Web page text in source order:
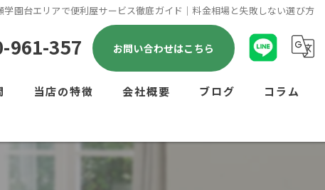
学園台エリアで便利屋サービス徹底ガイド｜料金相場と失敗しない選び方
961-357 お問い合わせはこちら
当店の特徴 会社概要 ブログ コラム